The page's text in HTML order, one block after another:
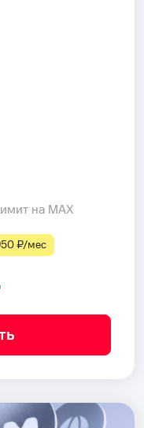
на MAX
₽⁠/⁠мес